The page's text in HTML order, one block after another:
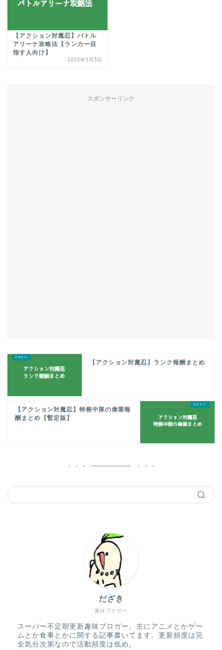
【アクション対魔忍】バトル
アリーナ攻略法【ランカー目
指す人向け】
2020年5月3日
スポンサーリンク
【アクション対魔忍】ランク報酬まとめ
【アクション対魔忍】特務中隊の偉業報
酬まとめ【暫定版】
趣味ブロガー
だざき
スーパー不定期更新趣味ブロガー。主にアニメとかゲー
ムとか食事とかに関する記事書いてます。更新頻度は完
全気分次第なので活動頻度は低め。